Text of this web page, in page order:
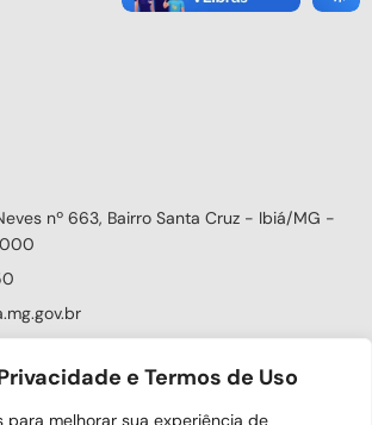
e Termos de Uso
para melhorar sua experiência de
nº 663, Bairro Santa Cruz - Ibiá/MG -